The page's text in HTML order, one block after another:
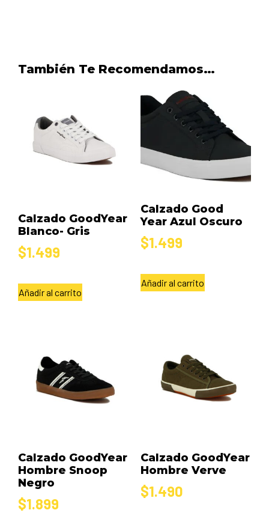
También Te Recomendamos…
Calzado GoodYear
Blanco- Gris
$1.499
Añadir al carrito
Calzado Good
Year Azul Oscuro
$1.499
Añadir al carrito
Calzado GoodYear
Hombre Snoop
Negro
$1.899
Calzado GoodYear
Hombre Verve
$1.490